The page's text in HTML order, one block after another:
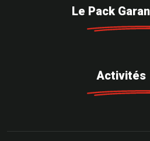
Le Pack
Activités